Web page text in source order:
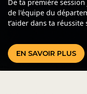
De ta première
de l'équipe du
t’aider dans ta réussite
EN SAVOIR PLUS